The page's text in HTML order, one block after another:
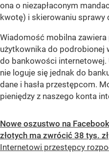
ona o niezapłaconym
kwotę) i skierowaniu sprawy
Wiadomość mobilna
użytkownika do podrobionej
do bankowości
nie loguje się jednak do
dane i hasła przestępcom.
pieniędzy z naszego konta
Nowe oszustwo na
złotych ma zwrócić 38 tys. zł
Internetowi przestępcy